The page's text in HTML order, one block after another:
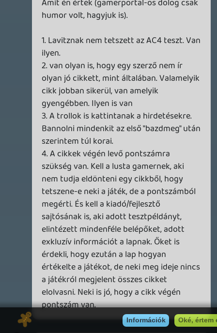
kisarkítani a mondandóm és egyből
támadni. Annak viszont te is élvezni fogod
összességében az oldal minőség
javulásához fog vezetni. Ugyanez
vonatkozik a hírekre is. Az sem mindegy
milyen formában hozzák le és milyen céllal.
Ehhez lenne valami hozzáfűznivalód?
Neked tetszik hogy a kommentelők
egymásnak ugornak és személyeskednek
anyáznak, beszólogatnak már-már elveszi
a kedvet attól hogy a rendes normálisan
viselkedő olvasók beleolvassanak a
kommentekbe mert annyira lent van a
szint hogy inkább nem hogy kommentelni
mert ugye a kommentelés a fontos (ezen
számokból élnek) ezen az oldalon de még
olvasni se fogják az oldalt. A bocsi srácok
az emberi érzésekre vonatkozik, nem csak
engem zavart, csak mivel én már leírtam
passzívan bólogattak.
Danee 2013.12.01 10:57:34
1 / 2
KILN - A DOUBLE FINE NEM KÖCSÖGÖL! TESZT
22 órája 2
DOOM: THE DARK AGES - REVELATIONS DLC TESZT